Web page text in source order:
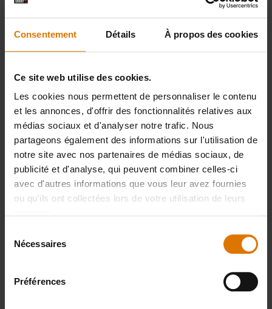
Consentement Détails À propos des cookies
Ce site web utilise des cookies.
Les cookies nous permettent de personnaliser le contenu
et les annonces, d'offrir des fonctionnalités relatives aux
médias sociaux et d'analyser notre trafic. Nous
partageons également des informations sur l'utilisation de
notre site avec nos partenaires de médias sociaux, de
publicité et d'analyse, qui peuvent combiner celles-ci
avec d'autres informations que vous leur avez fournies
ou qu'ils ont collectées lors de votre utilisation de leurs
Nécessaires
Préférences
1 citron
1 bouquet de coriandre (30 g)
10 g de beurre doux mou